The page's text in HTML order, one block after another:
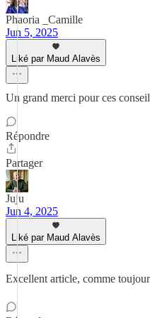
Phaoria _Camille
Jun 5, 2025
Liké par Maud Alavès
Un grand merci pour ces
Répondre
Partager
Juju
Jun 4, 2025
Liké par Maud Alavès
Excellent article, comme